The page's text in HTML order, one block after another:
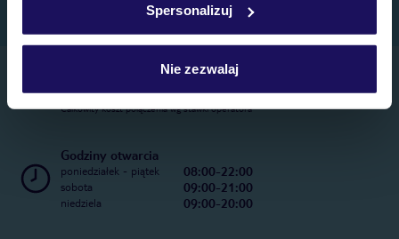
Spersonalizuj
Nie zezwalaj
Telefoniczne Centrum Rezerwacji
22 270 31 20
Całkowity koszt połączenia wg stawki operatora
Godziny otwarcia
poniedziałek - piątek 08:00-22:00
sobota 09:00-21:00
niedziela 09:00-20:00